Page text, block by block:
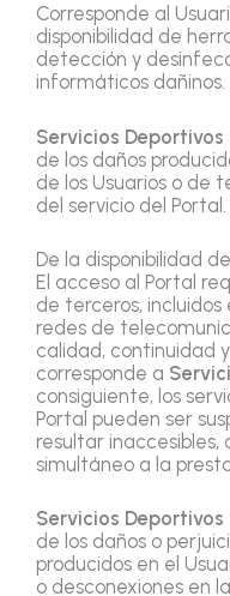
Corresponde al
disponibilidad de
detección y
informáticos dañinos.
Servicios Deportivos
de los daños
de los Usuarios o de
del servicio del Portal.
De la disponibilidad
El acceso al Portal
de terceros,
redes de
calidad, continuidad
corresponde a
consiguiente, los
Portal pueden ser
resultar
simultáneo a la
Servicios Deportivos
de los daños o
producidos en el
o desconexiones en